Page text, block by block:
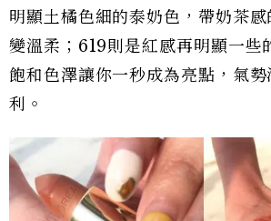
明顯土橘色細的泰奶色，帶奶茶
變溫柔；619則是紅感再明顯一些
飽和色澤讓你一秒成為亮點，氣
利。